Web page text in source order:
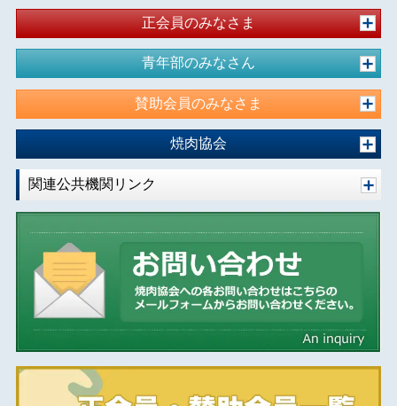
正会員のみなさま
青年部のみなさん
賛助会員のみなさま
焼肉協会
関連公共機関リンク